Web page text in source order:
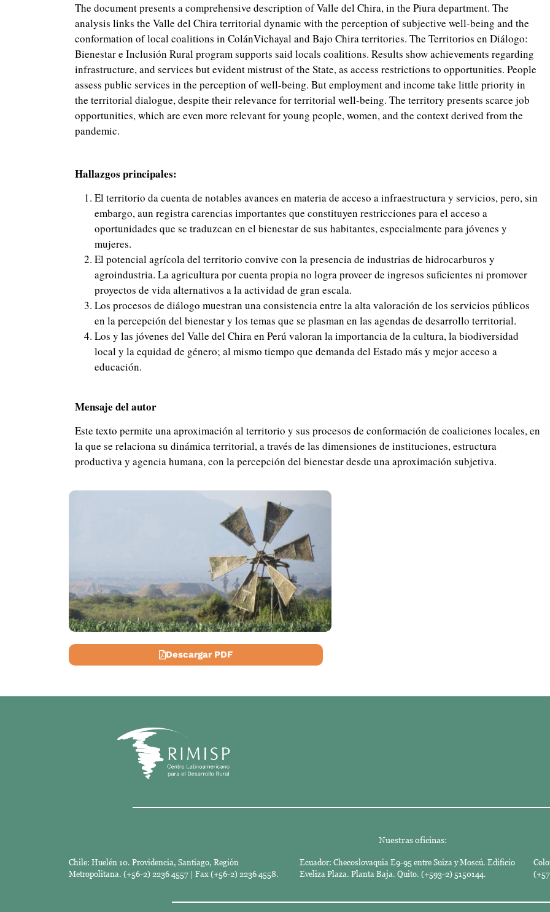
The document presents a comprehensive description of Valle del Chira, in the Piura department. The
analysis links the Valle del Chira territorial dynamic with the perception of subjective well-being and the
conformation of local coalitions in ColánVichayal and Bajo Chira territories. The Territorios en Diálogo:
Bienestar e Inclusión Rural program supports said locals coalitions. Results show achievements regarding
infrastructure, and services but evident mistrust of the State, as access restrictions to opportunities. People
assess public services in the perception of well-being. But employment and income take little priority in
the territorial dialogue, despite their relevance for territorial well-being. The territory presents scarce job
opportunities, which are even more relevant for young people, women, and the context derived from the
pandemic.
Hallazgos principales:
El territorio da cuenta de notables avances en materia de acceso a infraestructura y servicios, pero, sin
embargo, aun registra carencias importantes que constituyen restricciones para el acceso a
oportunidades que se traduzcan en el bienestar de sus habitantes, especialmente para jóvenes y
mujeres.
El potencial agrícola del territorio convive con la presencia de industrias de hidrocarburos y
agroindustria. La agricultura por cuenta propia no logra proveer de ingresos suficientes ni promover
proyectos de vida alternativos a la actividad de gran escala.
Los procesos de diálogo muestran una consistencia entre la alta valoración de los servicios públicos
en la percepción del bienestar y los temas que se plasman en las agendas de desarrollo territorial.
Los y las jóvenes del Valle del Chira en Perú valoran la importancia de la cultura, la biodiversidad
local y la equidad de género; al mismo tiempo que demanda del Estado más y mejor acceso a
educación.
Mensaje del autor
Este texto permite una aproximación al territorio y sus procesos de conformación de coaliciones locales, en
la que se relaciona su dinámica territorial, a través de las dimensiones de instituciones, estructura
productiva y agencia humana, con la percepción del bienestar desde una aproximación subjetiva.
Descargar PDF
Nuestras oficinas:
Chile: Huelén 10. Providencia, Santiago, Región
Metropolitana. (+56-2) 2236 4557 | Fax (+56-2) 2236 4558.
Ecuador: Checoslovaquia E9-95 entre Suiza y Moscú. Edificio
Eveliza Plaza. Planta Baja. Quito. (+593-2) 5150144.